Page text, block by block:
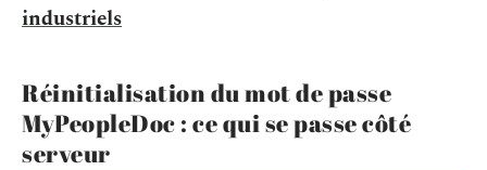
industriels
Réinitialisation du mot de passe
MyPeopleDoc : ce qui se passe côté
serveur